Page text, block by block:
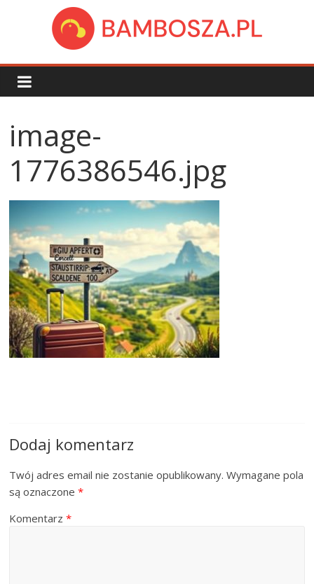
bambosza.pl
image-
1776386546.jpg
Dodaj komentarz
Twój adres email nie zostanie opublikowany. Wymagane pola
są oznaczone*
Komentarz*